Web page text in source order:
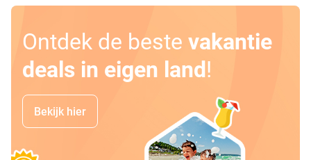
Ontdek de beste vakantie
deals in eigen land!
Bekijk hier